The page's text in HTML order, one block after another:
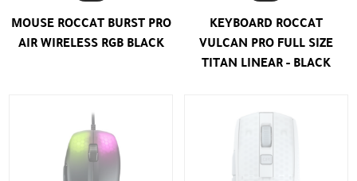
KEYBOARD ROCCAT
VULCAN PRO FULL SIZE
TITAN LINEAR - BLACK
MOUSE ROCCAT BURST PRO
AIR WIRELESS RGB BLACK